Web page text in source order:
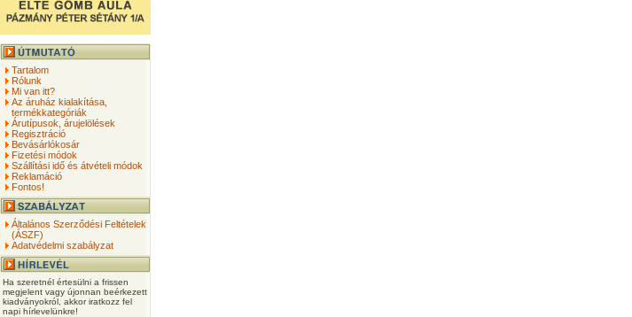
Tartalom
Rólunk
Mi van itt?
Az áruház kialakítása,
termékkategóriák
Árutípusok, árujelölések
Regisztráció
Bevásárlókosár
Fizetési módok
Szállítási idő és átvételi módok
Reklamáció
Fontos!
Általános Szerződési Feltételek
(ÁSZF)
Adatvédelmi szabályzat
Ha szeretnél értesülni a frissen
megjelent vagy újonnan beérkezett
kiadványokról, akkor iratkozz fel
napi hírlevelünkre!